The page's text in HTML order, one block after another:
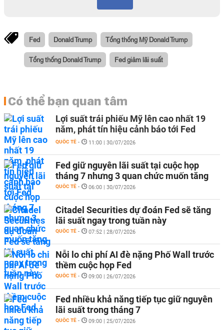
Fed Donald Trump Tổng thống Mỹ Donald Trump
Tổng thống Donald Trump Fed giảm lãi suất
Có thể bạn quan tâm
Lợi suất trái phiếu Mỹ lên cao nhất 19
năm, phát tín hiệu cảnh báo tới Fed
QUỐC TẾ - 11:00 | 30/07/2026
Fed giữ nguyên lãi suất tại cuộc họp
tháng 7 nhưng 3 quan chức muốn tăng
QUỐC TẾ - 06:00 | 30/07/2026
Citadel Securities dự đoán Fed sẽ tăng
lãi suất ngay trong tuần này
QUỐC TẾ - 07:52 | 28/07/2026
Nỗi lo chi phí AI đè nặng Phố Wall trước
thềm cuộc họp Fed
QUỐC TẾ - 09:00 | 26/07/2026
Fed nhiều khả năng tiếp tục giữ nguyên
lãi suất trong tháng 7
QUỐC TẾ - 09:00 | 25/07/2026